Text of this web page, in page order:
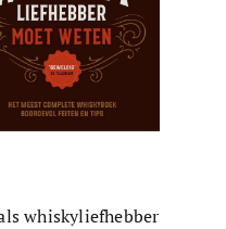
whiskyliefhebber